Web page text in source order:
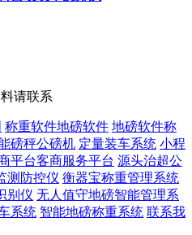
请联系
称重软件地磅软件 地磅软件称
磅秤公磅机 定量装车系统 小程
平台客商服务平台 源头治超公
测防控仪 衡器宝称重管理系统
别仪 无人值守地磅智能管理系
系统 智能地磅称重系统 联系我